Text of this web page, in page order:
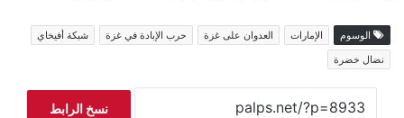
الوسوم الإمارات العدوان على غزة حرب الإبادة في غزة
شبكة أفيخاي
نضال خضرة
نسخ الرابط